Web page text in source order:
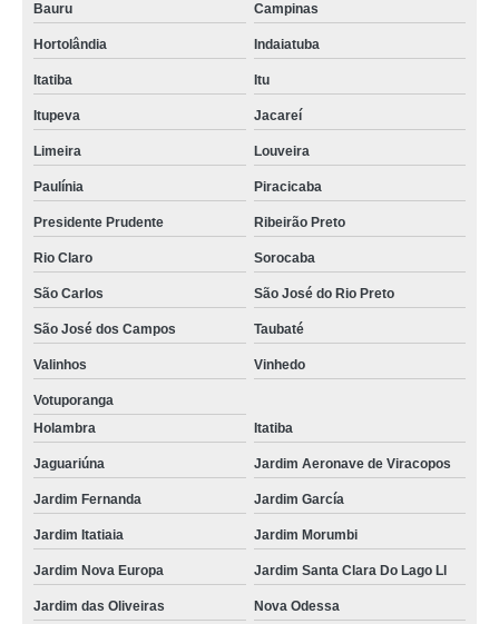
Bauru Campinas
Hortolândia Indaiatuba
Itatiba Itu
Itupeva Jacareí
Limeira Louveira
Paulínia Piracicaba
Presidente Prudente Ribeirão Preto
Rio Claro Sorocaba
São Carlos São José do Rio Preto
São José dos Campos Taubaté
Valinhos Vinhedo
Votuporanga
Holambra
Itatiba
Jaguariúna Jardim Aeronave de Viracopos
Jardim Fernanda Jardim García
Jardim Itatiaia Jardim Morumbi
Jardim Nova Europa Jardim Santa Clara Do Lago Ll
Jardim das Oliveiras Nova Odessa